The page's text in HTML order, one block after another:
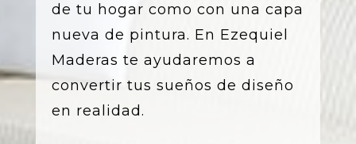
de tu hogar como con una capa
nueva de pintura. En Ezequiel
Maderas te ayudaremos a
convertir tus sueños de diseño
en realidad.